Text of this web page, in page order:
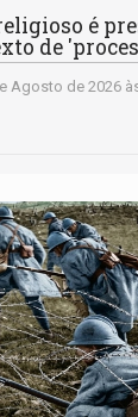
é
de
Agosto de 2026